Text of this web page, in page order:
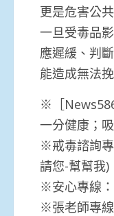
更是危害公
一旦受毒品
應遲緩、判
能造成無法
※［
一分健康；
※戒毒諮詢
請您-幫幫我)
※安心專線
※張老師專